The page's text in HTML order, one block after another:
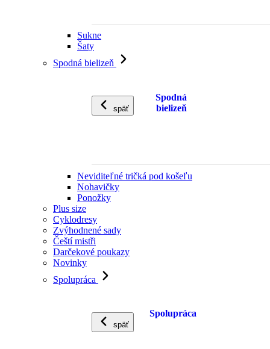
Sukne
Šaty
Spodná bielizeň
späť
Spodná
bielizeň
Neviditeľné tričká pod košeľu
Nohavičky
Ponožky
Plus size
Cyklodresy
Zvýhodnené sady
Čeští mistři
Darčekové poukazy
Novinky
Spolupráca
späť
Spolupráca